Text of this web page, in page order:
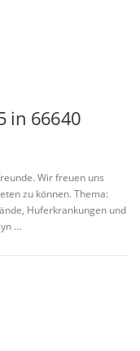
in 66640
Wir freuen uns
zu können. Thema:
Huferkrankungen und
…